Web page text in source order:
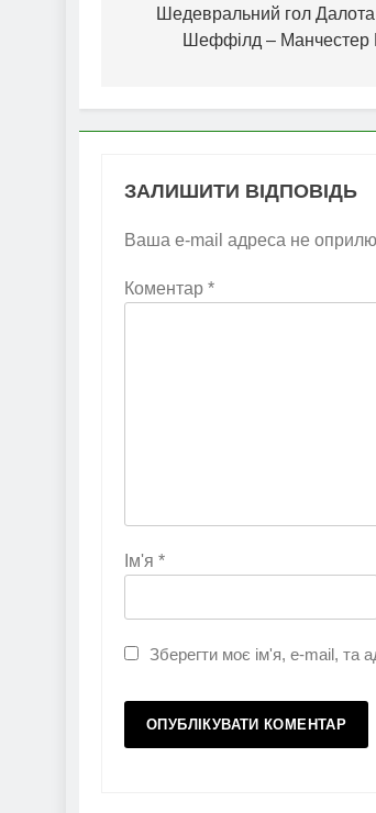
записів
Шедевральний гол Далота
Шеффілд – Манчестер
ЗАЛИШИТИ ВІДПОВІДЬ
Ваша e-mail адреса не
Коментар *
Ім'я *
Зберегти моє ім'я, e-mail, та